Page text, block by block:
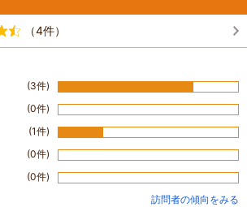
（4件）
(3件)
(0件)
(1件)
(0件)
(0件)
訪問者の傾向をみる